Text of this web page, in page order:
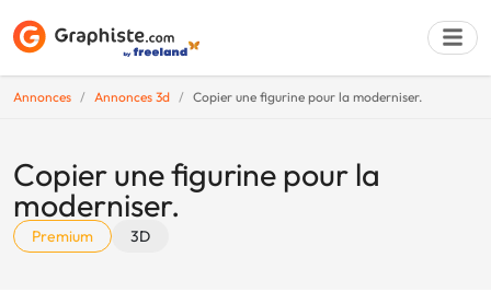
Annonces Annonces 3d Copier une figurine pour la moderniser.
Copier une figurine pour la
moderniser.
Premium 3D